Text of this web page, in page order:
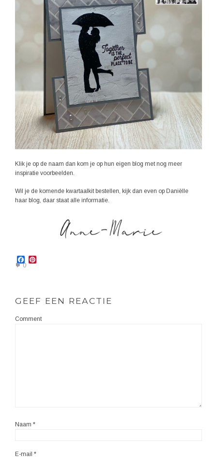
Klik je op de naam dan kom je op hun eigen blog met nog meer
inspiratie voorbeelden.
Wil je de komende kwartaalkit bestellen, kijk dan even op Daniëlle
haar blog, daar staat alle informatie.
Facebook
0
GEEF EEN REACTIE
Comment
Naam*
E-mail*